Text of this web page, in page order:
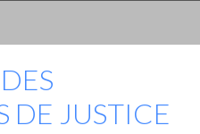
DE JUSTICE